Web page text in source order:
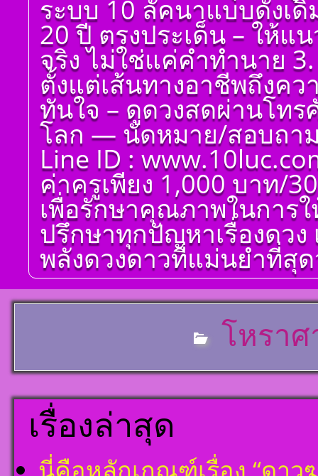
ตั้งดวงถอดดาวด้วย
โหราศาตร์ ๑๐ ลัคนา
ออกมาเป็นจุดอ่อนจุด
แข็งแก้ไขข้อบกพร่อง
ในพื้นดวงชาตา
ตั้งชื่อมงคลคนเกิดวัน
ศุกร์ ตั้งชื่อดี เป็นมงคล
ชื่อมงคล ตั้งชื่อ เลข
ศาสตร์ มหาทักษา พลัง
ดาวพระเคราะห์ ตั้ง
ดวงถอดดาวด้วยโหรา
ศาตร์ ๑๐ ลัคนา ออกมา
เป็นจุดอ่อนจุดแข็ง
แก้ไขข้อบกพร่องในพื้น
ดวงชาตา
ตั้งชื่อมงคลคนเกิดวัน
เสาร์ ตั้งชื่อดี เป็นมงคล
ชื่อมงคล ตั้งชื่อ เลข
ศาสตร์ มหาทักษา พลัง
ดาวพระเคราะห์ ตั้ง
ดวงถอดดาวด้วยโหรา
ศาตร์ ๑๐ ลัคนา ออกมา
เป็นจุดอ่อนจุดแข็ง
อาทิตย์ ตั้งชื่อดี เป็น
มงคล ชื่อมงคล ตั้งชื่อ
เลขศาสตร์ มหาทักษา
พลังดาวพระเคราะห์
ตั้งดวงถอดดาวด้วย
โหราศาตร์ ๑๐ ลัคนา
ออกมาเป็นจุดอ่อนจุด
แข็งแก้ไขข้อบกพร่อง
ในพื้นดวงชาตา
ระบบ 10 ลัคนาแบบดั้งเ
20 ปี ตรงประเด็น – ให้แ
จริง ไม่ใช่แค่คำทำนาย
ตั้งแต่เส้นทางอาชีพถึงค
ทันใจ – ดูดวงสดผ่านโท
โลก — นัดหมาย/สอบถา
Line ID :
ค่าครูเพียง 1,000 บาท/
เพื่อรักษาคุณภาพในการ
ปรึกษาทุกปัญหาเรื่องดวง
พลังดวงดาวที่แม่นยำที่สุ
โหรา
เรื่องล่าสุด
นี่คือหลักเกณฑ์เรื่อง “ดา